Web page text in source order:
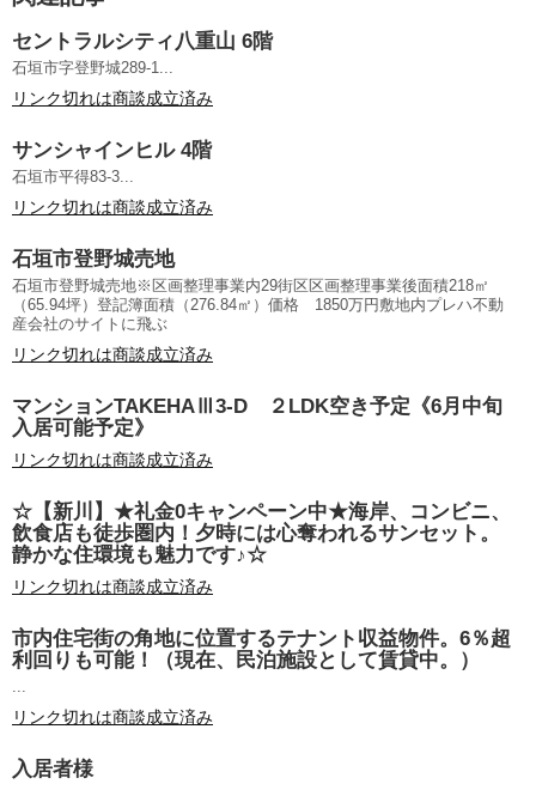
セントラルシティ八重山 6階
石垣市字登野城289-1...
リンク切れは商談成立済み
サンシャインヒル 4階
石垣市平得83-3...
リンク切れは商談成立済み
石垣市登野城売地
石垣市登野城売地※区画整理事業内29街区区画整理事業後面積218㎡
（65.94坪）登記簿面積（276.84㎡）価格 1850万円敷地内プレハ不動
産会社のサイトに飛ぶ
リンク切れは商談成立済み
マンションTAKEHAⅢ3-D ２LDK空き予定《6月中旬
入居可能予定》
リンク切れは商談成立済み
☆【新川】★礼金0キャンペーン中★海岸、コンビニ、
飲食店も徒歩圏内！夕時には心奪われるサンセット。
静かな住環境も魅力です♪☆
リンク切れは商談成立済み
市内住宅街の角地に位置するテナント収益物件。6％超
利回りも可能！（現在、民泊施設として賃貸中。）
...
リンク切れは商談成立済み
入居者様